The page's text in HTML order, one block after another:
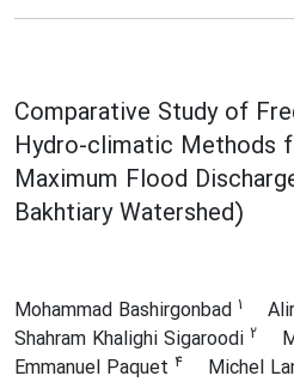
Comparative Study of
Hydro-climatic Methods
Maximum Flood
Bakhtiary Watershed)
Mohammad Bashirgonbad 1
Shahram Khalighi Sigaroodi 2
Emmanuel Paquet 4 Michel